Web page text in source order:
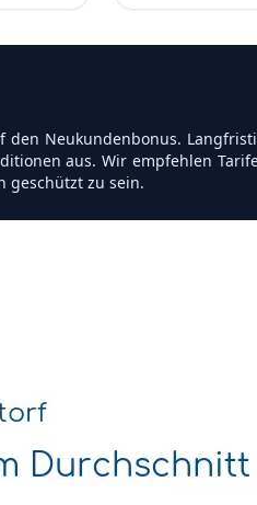
Neukundenbonus.
aus. Wir empfehlen
geschützt zu sein.